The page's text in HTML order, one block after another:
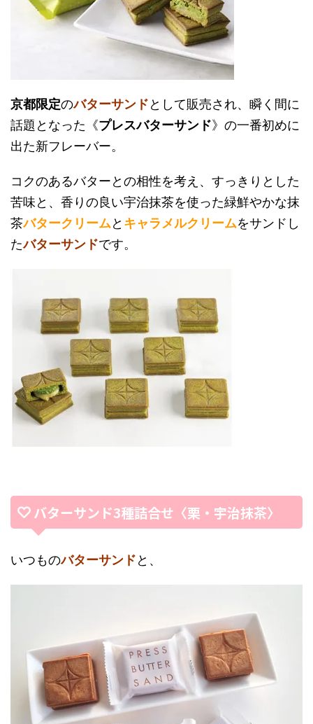
京都限定のバターサンドとして販売され、瞬く間に
話題となった《プレスバターサンド》の一番初めに
出た新フレーバー。
コクのあるバターとの相性を考え、すっきりとした
苦味と、香りの良い宇治抹茶を使った緑鮮やかな抹
茶バタークリームと キャラメルクリームをサンドし
たバターサンドです。
バターサンド3種詰合せ〈栗・宇治抹茶〉
いつものバターサンドと、